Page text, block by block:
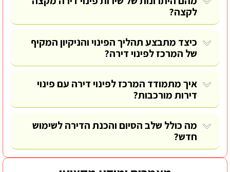
לקצה?
כיצד מתבצע תהליך הפינוי והניקיון המקיף
של המרכז לפינוי דירה?
איך מתמודד המרכז לפינוי דירה עם פינוי
דירות מורכבות?
מה כולל שלב הסיום והכנת הדירה לשימוש
חדש?